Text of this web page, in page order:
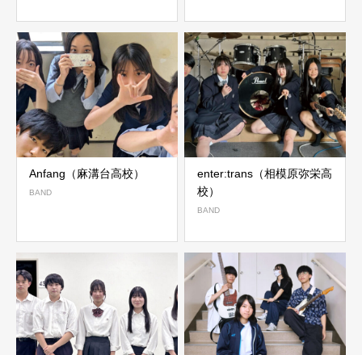
Anfang（麻溝台高校）
BAND
enter:trans（相模原弥栄高
校）
BAND